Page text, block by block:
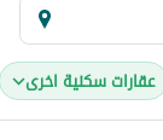
عقارات سكنية اخرى